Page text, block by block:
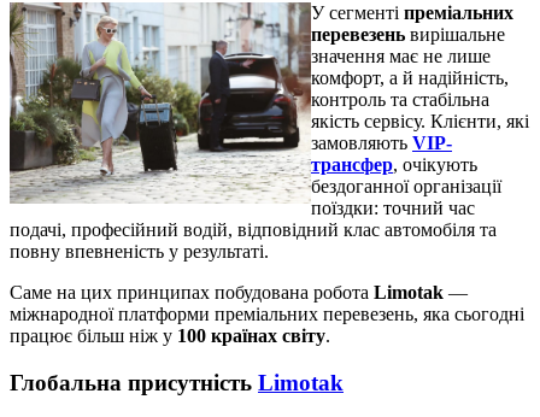
У сегменті преміальних
перевезень вирішальне
значення має не лише
комфорт, а й надійність,
контроль та стабільна
якість сервісу. Клієнти, які
замовляють VIP-
трансфер, очікують
бездоганної організації
поїздки: точний час
подачі, професійний водій, відповідний клас автомобіля та
повну впевненість у результаті.
Саме на цих принципах побудована робота Limotak —
міжнародної платформи преміальних перевезень, яка сьогодні
працює більш ніж у 100 країнах світу.
Глобальна присутність Limotak